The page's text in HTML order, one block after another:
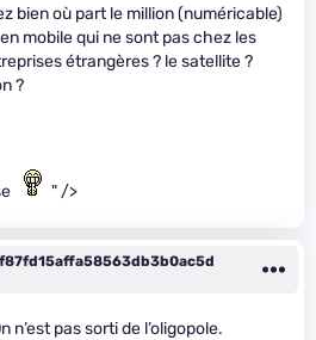
bien où part le million (numéricable)
mobile qui ne sont pas chez les
étrangères ? le satellite ?
?
" />
pas sorti de l’oligopole.